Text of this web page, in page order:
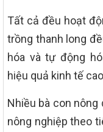
Tất cả đều hoạt
trồng thanh long
hóa và tự động
hiệu quả kinh tế
Nhiều bà con
nông nghiệp theo